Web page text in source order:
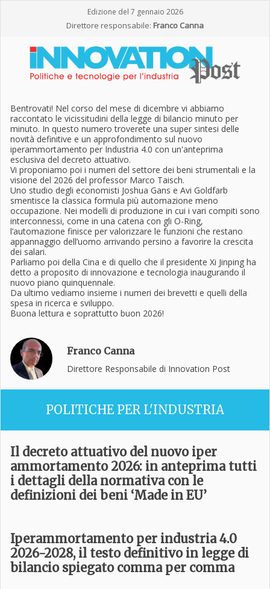
Edizione del 7 gennaio 2026
Direttore responsabile: Franco Canna
Bentrovati! Nel corso del mese di dicembre vi abbiamo
raccontato le vicissitudini della legge di bilancio minuto per
minuto. In questo numero troverete una super sintesi delle
novità definitive e un approfondimento sul nuovo
iperammortamento per Industria 4.0 con un'anteprima
esclusiva del decreto attuativo.
Vi proponiamo poi i numeri del settore dei beni strumentali e la
visione del 2026 del professor Marco Taisch.
Uno studio degli economisti Joshua Gans e Avi Goldfarb
smentisce la classica formula più automazione meno
occupazione. Nei modelli di produzione in cui i vari compiti sono
interconnessi, come in una catena con gli O-Ring,
l’automazione finisce per valorizzare le funzioni che restano
appannaggio dell’uomo arrivando persino a favorire la crescita
dei salari.
Parliamo poi della Cina e di quello che il presidente Xi Jinping ha
detto a proposito di innovazione e tecnologia inaugurando il
nuovo piano quinquennale.
Da ultimo vediamo insieme i numeri dei brevetti e quelli della
spesa in ricerca e sviluppo.
Buona lettura e soprattutto buon 2026!
Franco Canna
Direttore Responsabile di Innovation Post
POLITICHE PER L'INDUSTRIA
Il decreto attuativo del nuovo iper
ammortamento 2026: in anteprima tutti
i dettagli della normativa con le
definizioni dei beni ‘Made in EU’
Iperammortamento per industria 4.0
2026-2028, il testo definitivo in legge di
bilancio spiegato comma per comma